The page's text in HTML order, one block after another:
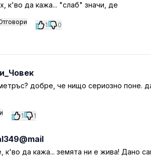
к'во да кажа... "слаб" значи, де
1 0
добре, че нищо сериозно поне.
1 1
к'во да кажа... земята ни е жива! Дано